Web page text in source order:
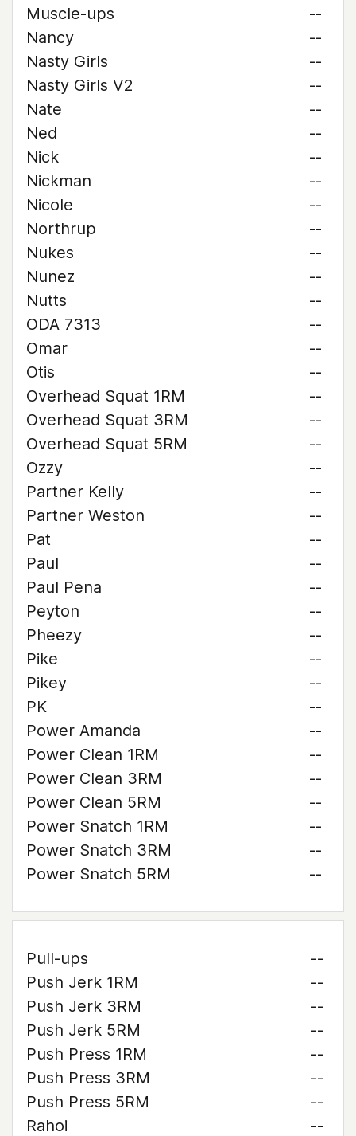
Muscle-ups
--
Nancy
--
Nasty Girls
--
Nasty Girls V2
--
Nate
--
Ned
--
Nick
--
Nickman
--
Nicole
--
Northrup
--
Nukes
--
Nunez
--
Nutts
--
ODA 7313
--
Omar
--
Otis
--
Overhead Squat 1RM
--
Overhead Squat 3RM
--
Overhead Squat 5RM
--
Ozzy
--
Partner Kelly
--
Partner Weston
--
Pat
--
Paul
--
Paul Pena
--
Peyton
--
Pheezy
--
Pike
--
Pikey
--
PK
--
Power Amanda
--
Power Clean 1RM
--
Power Clean 3RM
--
Power Clean 5RM
--
Power Snatch 1RM
--
Power Snatch 3RM
--
Power Snatch 5RM
--
Pull-ups
--
Push Jerk 1RM
--
Push Jerk 3RM
--
Push Jerk 5RM
--
Push Press 1RM
--
Push Press 3RM
--
Push Press 5RM
--
Rahoi
--